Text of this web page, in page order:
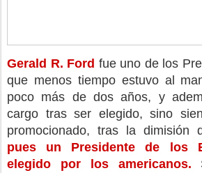
Gerald R. Ford fue uno de los
que menos tiempo estuvo al
poco más de dos años, y
cargo tras ser elegido, sino
promocionado, tras la dimisión
pues un Presidente de los
elegido por los americanos.